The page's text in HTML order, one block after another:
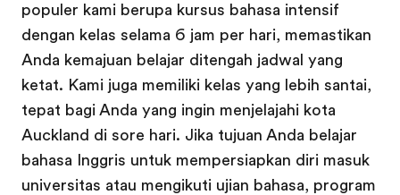
populer kami berupa kursus bahasa intensif
dengan kelas selama 6 jam per hari, memastikan
Anda kemajuan belajar ditengah jadwal yang
ketat. Kami juga memiliki kelas yang lebih santai,
tepat bagi Anda yang ingin menjelajahi kota
Auckland di sore hari. Jika tujuan Anda belajar
bahasa Inggris untuk mempersiapkan diri masuk
universitas atau mengikuti ujian bahasa, program